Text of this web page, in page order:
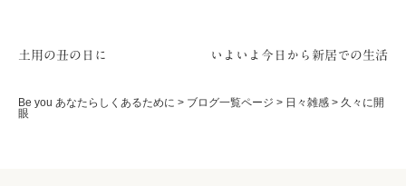
土用の丑の日に いよいよ今日から新居での生活
Be you あなたらしくあるために > ブログ一覧ページ > 日々雑感 > 久々に開
眼